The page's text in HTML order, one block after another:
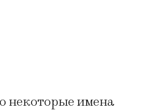
некоторые имена